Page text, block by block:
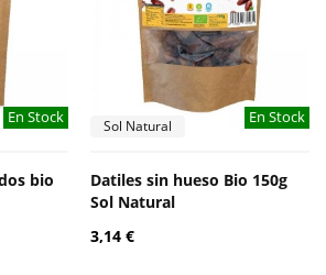
En Stock
bio
En Stock
Sol Natural
Datiles sin hueso Bio 150g
Sol Natural
3,14 €